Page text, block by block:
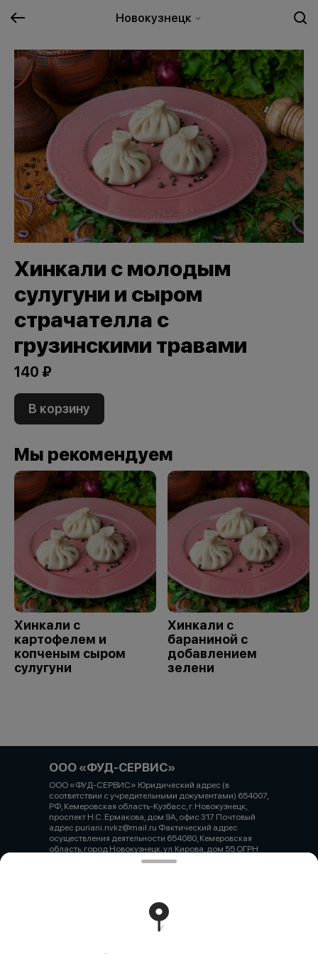
Новокузнецк
Хинкали с молодым
сулугуни и сыром
страчателла с
грузинскими травами
140 ₽
В корзину
Мы рекомендуем
Хинкали с
картофелем и
копченым сыром
сулугуни
Хинкали с
бараниной с
добавлением
зелени
ООО «ФУД-СЕРВИС»
ООО «ФУД-СЕРВИС» Юридический адрес (в
соответствии с учредительными документами) 654007,
РФ, Кемеровская область-Кузбасс, г. Новокузнецк,
проспект Н.С. Ермакова, дом 9А, офис 317 Почтовый
адрес puriani.nvkz@mail.ru Фактический адрес
осуществления деятельности 654080, Кемеровская
область, город Новокузнецк, ул.Кирова, дом 55 ОГРН
1234200003993 ИНН / КПП 4217207840 / 421745001
Кемеровское отделение №8615 ПАО Сбербанк
Работает на эффективном ядре